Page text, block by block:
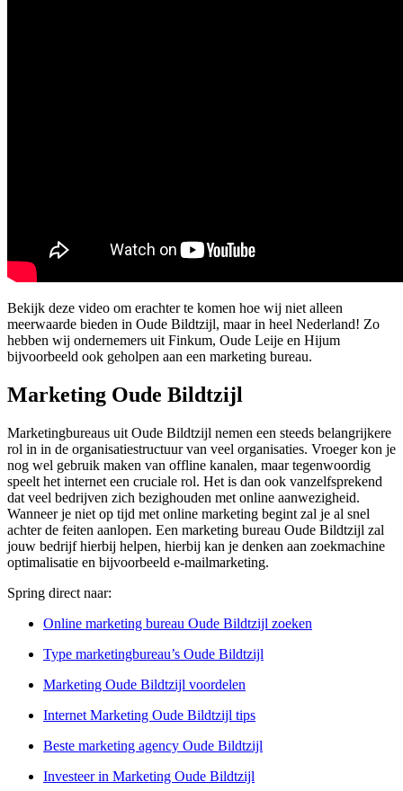
Bekijk deze video om erachter te komen hoe wij niet alleen
meerwaarde bieden in Oude Bildtzijl, maar in heel Nederland! Zo
hebben wij ondernemers uit Finkum, Oude Leije en Hijum
bijvoorbeeld ook geholpen aan een marketing bureau.
Marketing Oude Bildtzijl
Marketingbureaus uit Oude Bildtzijl nemen een steeds belangrijkere
rol in in de organisatiestructuur van veel organisaties. Vroeger kon je
nog wel gebruik maken van offline kanalen, maar tegenwoordig
speelt het internet een cruciale rol. Het is dan ook vanzelfsprekend
dat veel bedrijven zich bezighouden met online aanwezigheid.
Wanneer je niet op tijd met online marketing begint zal je al snel
achter de feiten aanlopen. Een marketing bureau Oude Bildtzijl zal
jouw bedrijf hierbij helpen, hierbij kan je denken aan zoekmachine
optimalisatie en bijvoorbeeld e-mailmarketing.
Spring direct naar:
Online marketing bureau Oude Bildtzijl zoeken
Type marketingbureau’s Oude Bildtzijl
Marketing Oude Bildtzijl voordelen
Internet Marketing Oude Bildtzijl tips
Beste marketing agency Oude Bildtzijl
Investeer in Marketing Oude Bildtzijl